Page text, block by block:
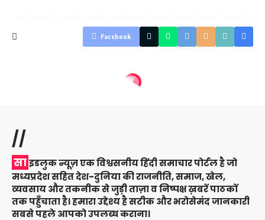
Facebook
//
साइडलुक न्यूज़ एक विश्वसनीय हिंदी समाचार पोर्टल है जो
मध्यप्रदेश सहित देश-दुनिया की राजनीति, समाज, खेल,
व्यवसाय और तकनीक से जुड़ी ताज़ा व निष्पक्ष ख़बरें पाठकों
तक पहुँचाता है। हमारा उद्देश्य है सटीक और भरोसेमंद जानकारी
सबसे पहले आपको उपलब्ध कराना।